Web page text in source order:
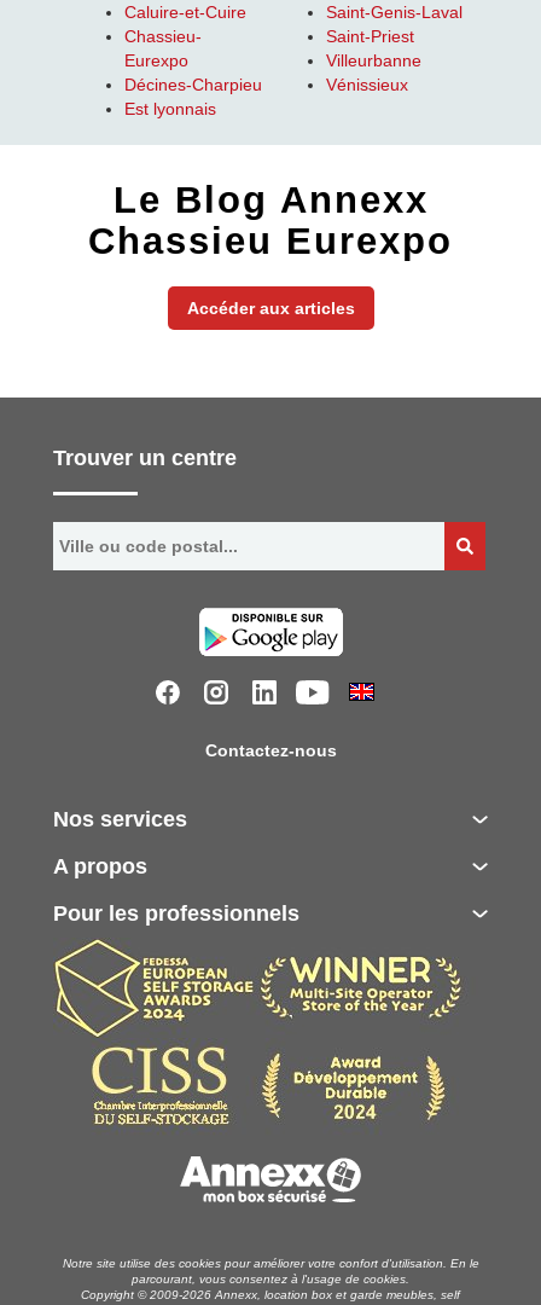
Caluire-et-Cuire
Chassieu-
Eurexpo
Décines-Charpieu
Est lyonnais
Saint-Genis-Laval
Saint-Priest
Villeurbanne
Vénissieux
Le Blog Annexx
Chassieu Eurexpo
Accéder aux articles
Nos services
A propos
Pour les professionnels
Trouver un centre
Contactez-nous
Notre site utilise des cookies pour améliorer votre confort d'utilisation. En le
parcourant, vous consentez à l'usage de cookies.
Copyright © 2009-2026 Annexx, location box et garde meubles, self